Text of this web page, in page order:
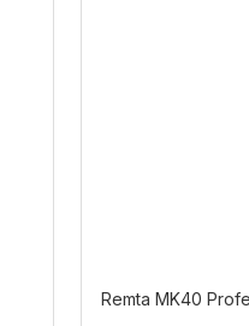
Remta MK40